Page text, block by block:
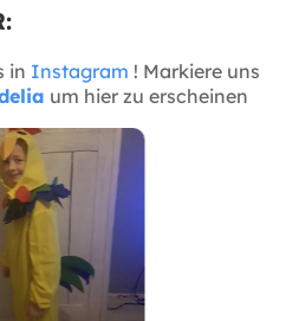
in Instagram ! Markiere uns
um hier zu erscheinen